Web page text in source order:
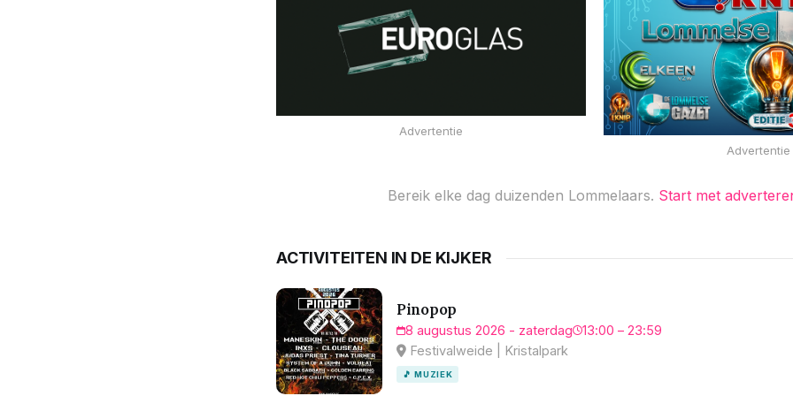
Advertentie
Advertentie
Bereik elke dag duizenden Lommelaars. Start met
ACTIVITEITEN IN DE KIJKER
Pinopop
8 augustus 2026 - zaterdag
13:00 – 23:59
Festivalweide | Kristalpark
🎵 MUZIEK